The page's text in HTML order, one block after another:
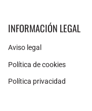
INFORMACIÓN LEGAL
Aviso legal
Política de cookies
Política privacidad